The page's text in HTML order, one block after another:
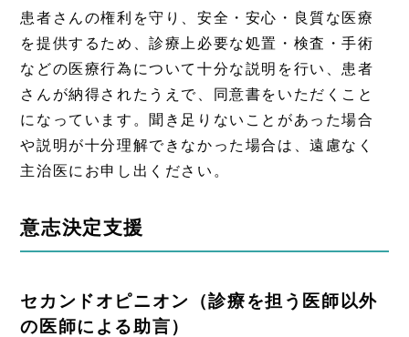
患者さんの権利を守り、安全・安心・良質な医療
を提供するため、診療上必要な処置・検査・手術
などの医療行為について十分な説明を行い、患者
さんが納得されたうえで、同意書をいただくこと
になっています。聞き足りないことがあった場合
や説明が十分理解できなかった場合は、遠慮なく
主治医にお申し出ください。
意志決定支援
セカンドオピニオン（診療を担う医師以外
の医師による助言）